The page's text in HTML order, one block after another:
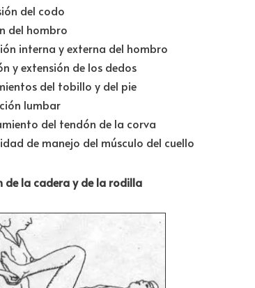
del codo
del hombro
interna y externa del hombro
y extensión de los dedos
del tobillo y del pie
lumbar
del tendón de la corva
de manejo del músculo del cuello
de la cadera y de la rodilla